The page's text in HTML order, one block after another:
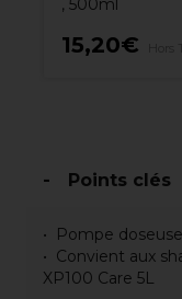
, 500ml
15,20€
Points clés
Pompe doseuse
Convient aux
XP100 Care 5L